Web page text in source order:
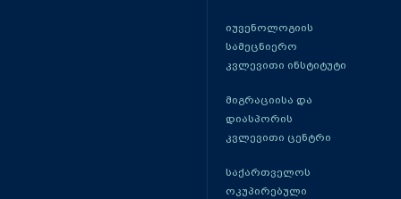
იუვენოლოგიის
სამეცნიერო
კვლევითი ინსტიტუტი
მიგრაციისა და
დიასპორის
კვლევითი ცენტრი
საქართველოს
ოკუპირებული